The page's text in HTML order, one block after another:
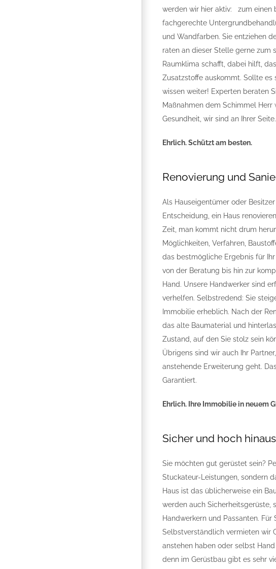
werden wir hier aktiv: zum einen
fachgerechte
und Wandfarben. Sie entziehen
raten an dieser Stelle gerne zum
Raumklima schafft, dabei hilft,
Zusatzstoffe auskommt. Sollte es
wissen weiter! Experten beraten
Maßnahmen dem Schimmel Herr
Gesundheit, wir sind an Ihrer Seite.
Ehrlich. Schützt am besten.
Renovierung und
Als Hauseigentümer oder
Entscheidung, ein Haus
Zeit, man kommt nicht drum
Möglichkeiten, Verfahren,
das bestmögliche Ergebnis für
von der Beratung bis hin zur
Hand. Unsere Handwerker sind
verhelfen. Selbstredend: Sie
Immobilie erheblich. Nach der
das alte Baumaterial und
Zustand, auf den Sie stolz sein
Übrigens sind wir auch Ihr
anstehende Erweiterung geht.
Garantiert.
Ehrlich. Ihre Immobilie in neuem
Sicher und hoch
Sie möchten gut gerüstet sein?
Stuckateur-Leistungen, sondern
Haus ist das üblicherweise ein
werden auch Sicherheitsgerüste,
Handwerkern und Passanten.
Selbstverständlich vermieten wir
anstehen haben oder selbst
denn im Gerüstbau gibt es sehr